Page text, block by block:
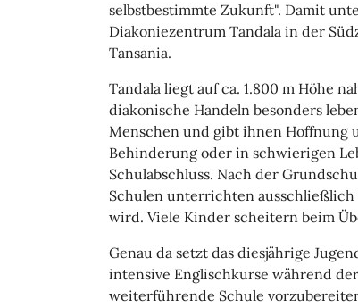
selbstbestimmte Zukunft". Damit
Diakoniezentrum Tandala in der
Tansania.
Tandala liegt auf ca. 1.800 m Höhe
diakonische Handeln besonders
Menschen und gibt ihnen Hoffnung
Behinderung oder in schwierigen
Schulabschluss. Nach der
Schulen unterrichten
wird. Viele Kinder scheitern beim
Genau da setzt das diesjährige
intensive Englischkurse während
weiterführende Schule